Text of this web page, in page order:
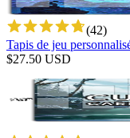
(42)
Tapis de jeu
$27.50 USD